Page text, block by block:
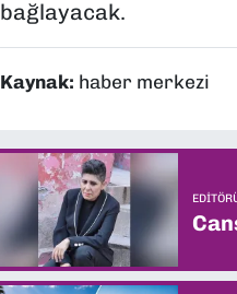
bağlayacak.
Kaynak: haber merkezi